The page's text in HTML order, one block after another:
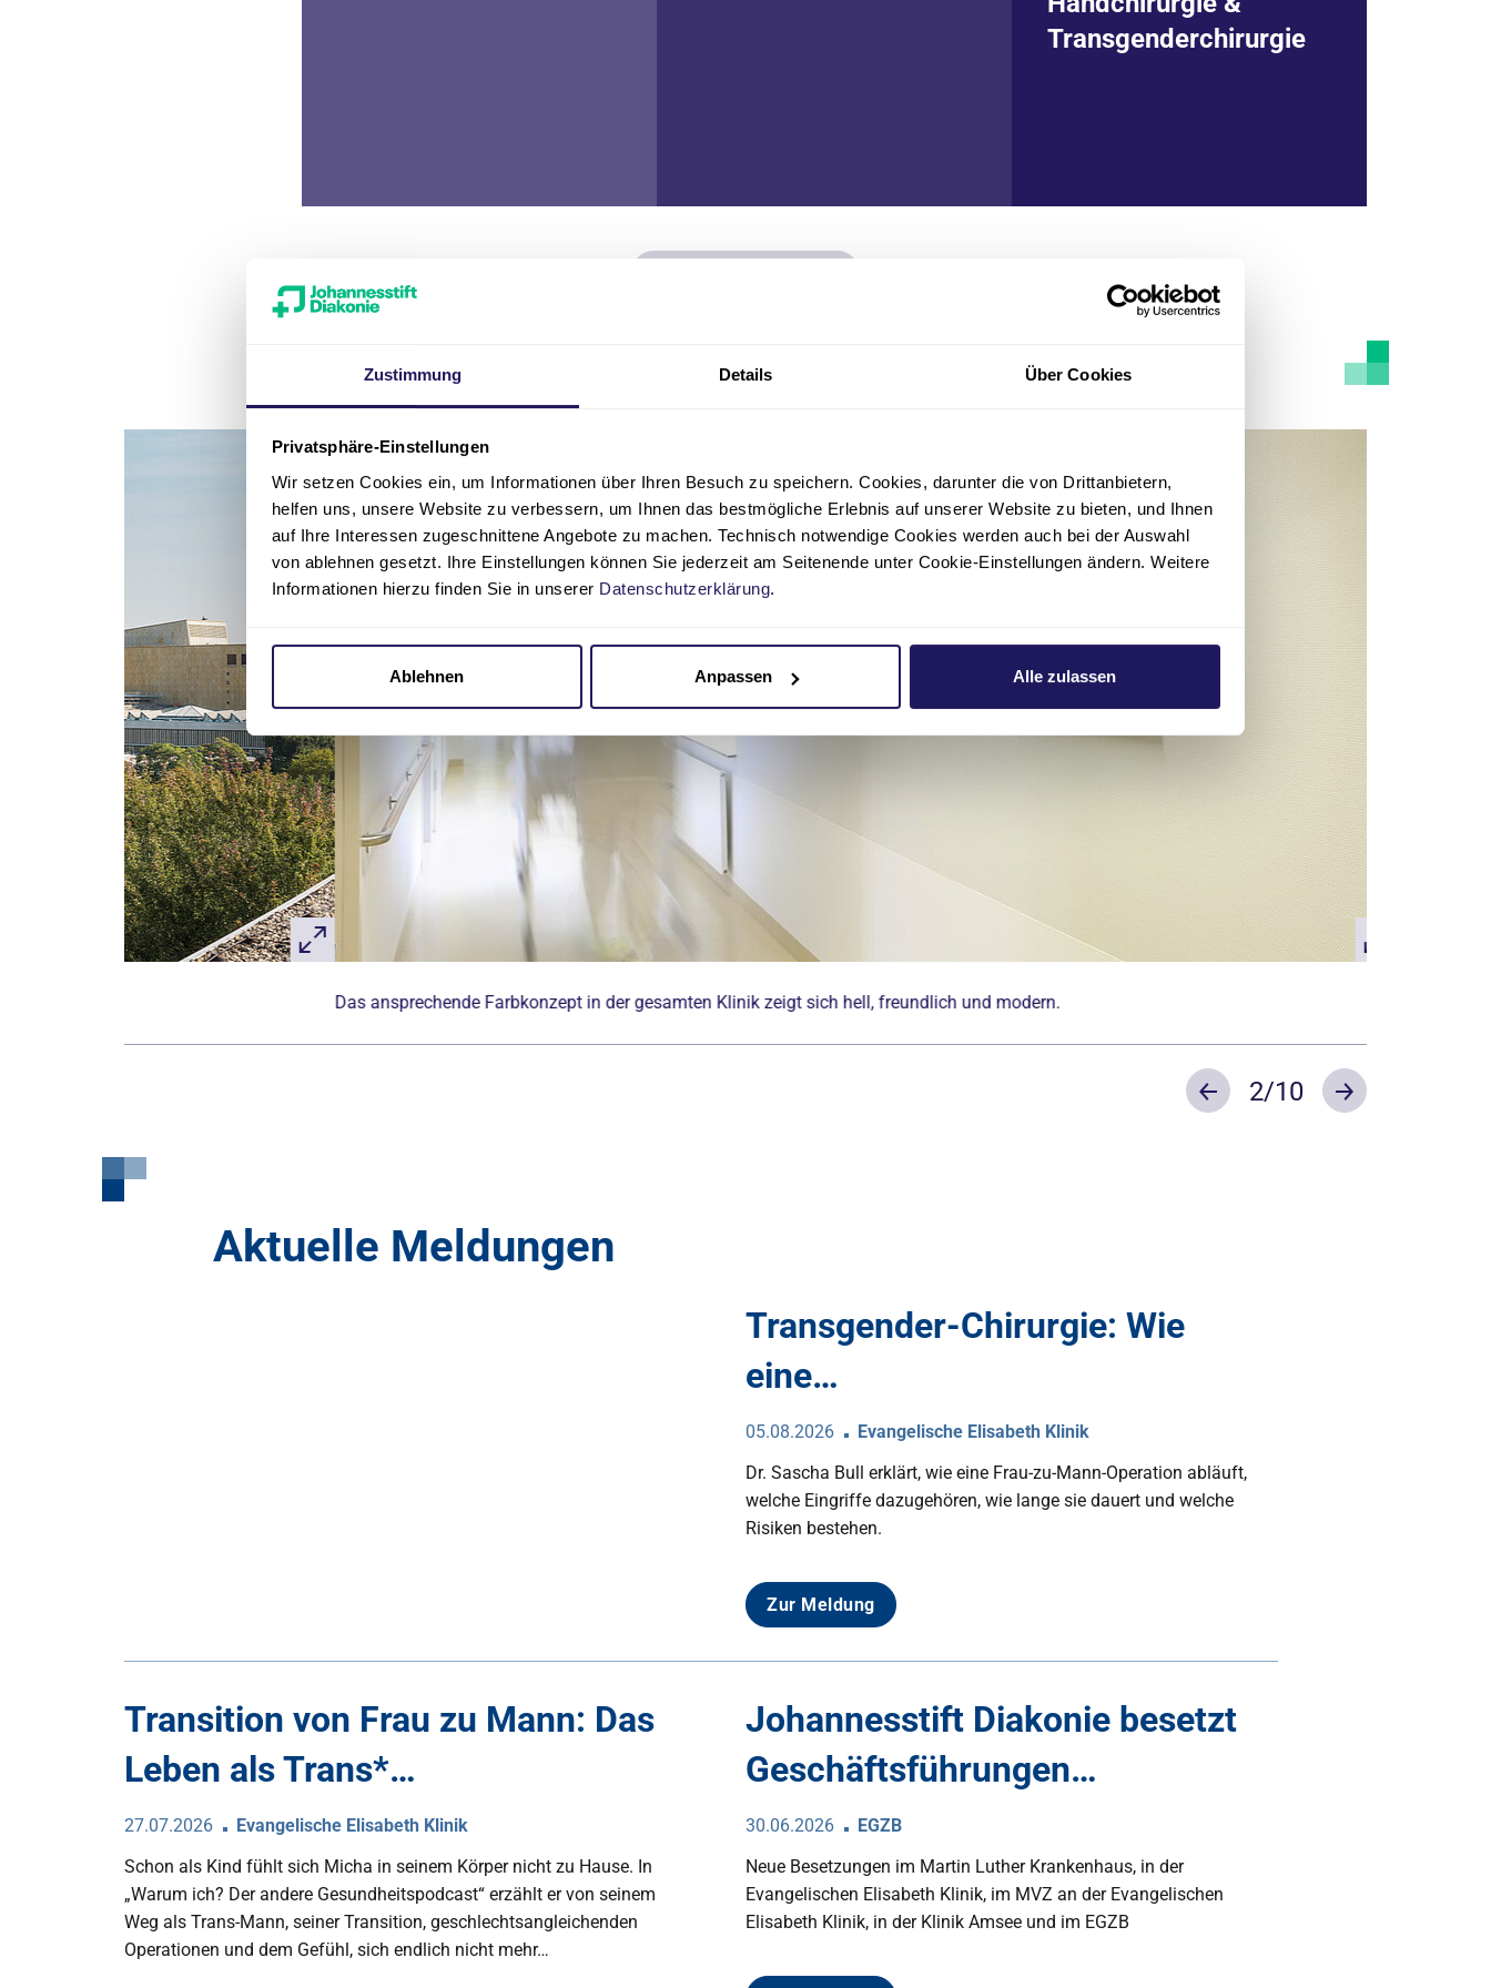
Zustimmung Details Über Cookies
Privatsphäre-Einstellungen
Wir setzen Cookies ein, um Informationen über Ihren Besuch zu speichern. Cookies, darunter die von Drittanbietern,
helfen uns, unsere Website zu verbessern, um Ihnen das bestmögliche Erlebnis auf unserer Website zu bieten, und Ihnen
auf Ihre Interessen zugeschnittene Angebote zu machen. Technisch notwendige Cookies werden auch bei der Auswahl
von ablehnen gesetzt. Ihre Einstellungen können Sie jederzeit am Seitenende unter Cookie-Einstellungen ändern. Weitere
Informationen hierzu finden Sie in unserer Datenschutzerklärung.
Ablehnen Anpassen Alle zulassen
Transgenderchirurgie
Lipödem- und Lymphödem.
Das ansprechende Farbkonzept in der gesamten Klinik zeigt sich hell, freundlich und modern.
Previous
2/10 Next
Aktuelle Meldungen
Transgender-Chirurgie: Wie
eine…
05.08.2026
Evangelische Elisabeth Klinik
Dr. Sascha Bull erklärt, wie eine Frau-zu-Mann-Operation abläuft,
welche Eingriffe dazugehören, wie lange sie dauert und welche
Risiken bestehen.
Zur Meldung
Transition von Frau zu Mann: Das
Leben als Trans*…
27.07.2026
Evangelische Elisabeth Klinik
Schon als Kind fühlt sich Micha in seinem Körper nicht zu Hause. In
„Warum ich? Der andere Gesundheitspodcast“ erzählt er von seinem
Weg als Trans-Mann, seiner Transition, geschlechtsangleichenden
Operationen und dem Gefühl, sich endlich nicht mehr…
Johannesstift Diakonie besetzt
Geschäftsführungen…
30.06.2026
EGZB
Neue Besetzungen im Martin Luther Krankenhaus, in der
Evangelischen Elisabeth Klinik, im MVZ an der Evangelischen
Elisabeth Klinik, in der Klinik Amsee und im EGZB